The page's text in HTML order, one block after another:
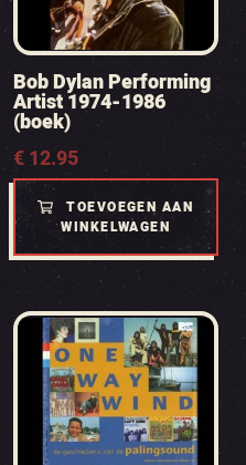
Bob Dylan Performing
Artist 1974-1986
(boek)
€12.95
TOEVOEGEN AAN
WINKELWAGEN